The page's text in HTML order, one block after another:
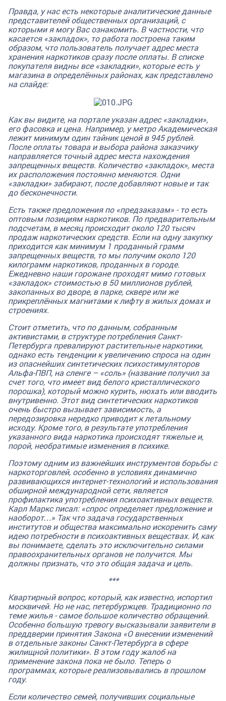
Правда, у нас есть некоторые аналитические данные
представителей общественных организаций, с
которыми я могу Вас ознакомить. В частности, что
касается «закладок», то работа построена таким
образом, что пользователь получает адрес места
хранения наркотиков сразу после оплаты. В списке
покупателя видны все «закладки», которые есть у
магазинав определённых районах, как представлено
на слайде:
Как вы видите, на портале указан адрес «закладки»,
его фасовка и цена. Например, у метро Академическая
лежит минимум один тайник ценой в 945 рублей.
После оплаты товара и выбора района заказчику
направляется точный адрес места нахождения
запрещенных веществ. Количество «закладок», места
их расположения постоянно меняются. Одни
«закладки» забирают, после добавляют новые и так
до бесконечности.
Есть также предложения по «предзаказам» - то есть
оптовым позициям наркотиков. По предварительным
подсчетам, в месяц происходит около 120 тысяч
продаж наркотических средств. Если на одну закупку
приходится как минимум 1 проданный грамм
запрещенных веществ, то мы получим около 120
килограмм наркотиков, проданных в городе.
Ежедневно наши горожане проходят мимо готовых
«закладок» стоимостью в 50 миллионов рублей,
закопанных во дворе, в парке, сквере или же
прикреплённых магнитами к лифту в жилых домах и
строениях.
Стоит отметить, что по данным, собранным
активистами, в структуре потребления Санкт-
Петербурга превалируют растительные наркотики,
однако есть тенденции к увеличению спроса на один
из опаснейших синтетических психостимуляторов
Альфа-ПВП, на сленге – «соль» (название получил за
счет того, что имеет вид белого кристаллического
порошка), который можно курить, нюхать или вводить
внутривенно. Этот вид синтетических наркотиков
очень быстро вызывает зависимость, а
передозировка нередко приводит к летальному
исходу. Кроме того, в результате употребления
указанного вида наркотика происходят тяжелые и,
порой, необратимые изменения в психике.
Поэтому одним из важнейших инструментов борьбы с
наркоторговлей, особенно в условиях динамично
развивающихся интернет-технологий и использования
обширной международной сети, является
профилактика употребления психоактивных веществ.
Карл Маркс писал: «спрос определяет предложение и
наоборот…» Так что задача государственных
институтови общества максимально искоренить саму
идею потребности в психоактивных веществах. И, как
вы понимаете, сделать это исключительно силами
правоохранительных органов не получится. Мы
должны признать, что это общая задача и цель.
***
Квартирный вопрос, который, как известно, испортил
москвичей. Но не нас, петербуржцев. Традиционно по
теме жилья - самое большое количество обращений.
Особенно большую тревогу высказывали заявители в
преддверии принятия Закона «О внесении изменений
в отдельные законы Санкт-Петербурга в сфере
жилищной политики». В этом году жалоб на
применение закона пока не было. Теперь о
программах, которые реализовывались в прошлом
году.
Если количество семей, получивших социальные